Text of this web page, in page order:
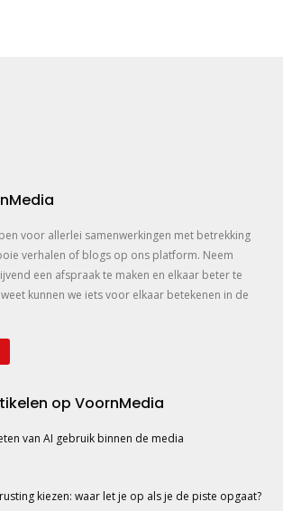
voor allerlei samenwerkingen met betrekking
verhalen of blogs op ons platform. Neem
een afspraak te maken en elkaar beter te
kunnen we iets voor elkaar betekenen in de
op VoornMedia
van AI gebruik binnen de media
kiezen: waar let je op als je de piste opgaat?